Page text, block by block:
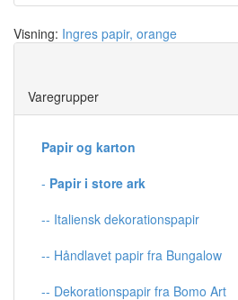
Visning: Ingres papir, orange
Varegrupper
Papir og karton
- Papir i store ark
-- Italiensk dekorationspapir
-- Håndlavet papir fra Bungalow
-- Dekorationspapir fra Bomo Art